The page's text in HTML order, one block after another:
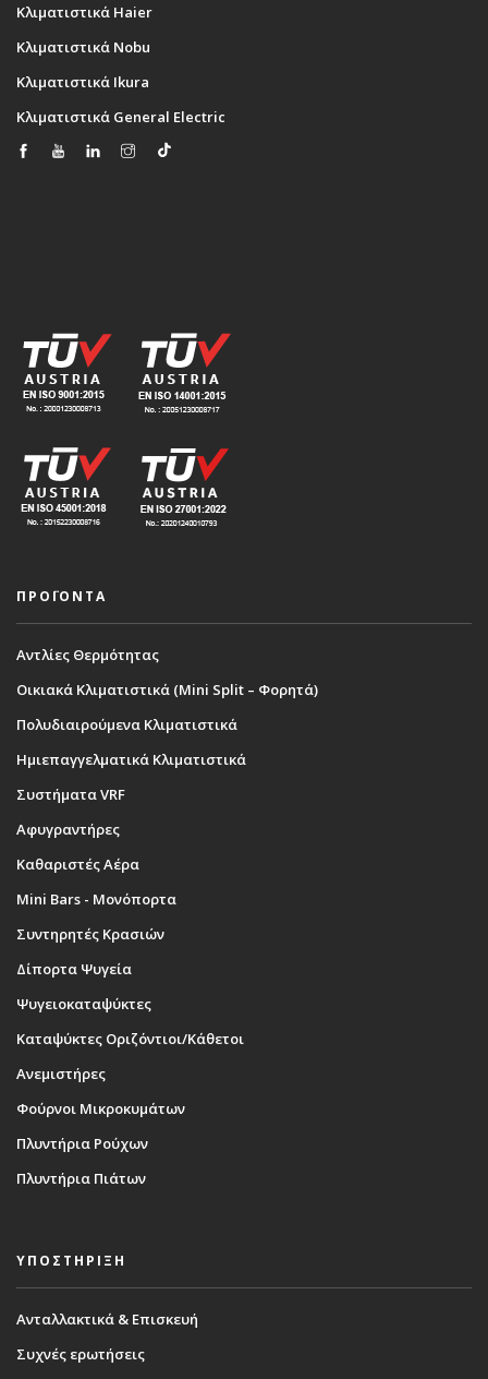
Κλιματιστικά Haier
Κλιματιστικά Nobu
Κλιματιστικά Ikura
Κλιματιστικά General Electric
ΠΡΟΪΟΝΤΑ
Αντλίες Θερμότητας
Οικιακά Κλιματιστικά (Mini Split – Φορητά)
Πολυδιαιρούμενα Κλιματιστικά
Ημιεπαγγελματικά Κλιματιστικά
Συστήματα VRF
Αφυγραντήρες
Καθαριστές Αέρα
Mini Bars - Μονόπορτα
Συντηρητές Κρασιών
Δίπορτα Ψυγεία
Ψυγειοκαταψύκτες
Καταψύκτες Οριζόντιοι/Κάθετοι
Ανεμιστήρες
Φούρνοι Μικροκυμάτων
Πλυντήρια Ρούχων
Πλυντήρια Πιάτων
ΥΠΟΣΤΗΡΙΞΗ
Ανταλλακτικά & Επισκευή
Συχνές ερωτήσεις